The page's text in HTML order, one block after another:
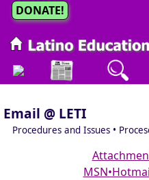
DONATE!
Email @ LETI
Procedures and Issues •